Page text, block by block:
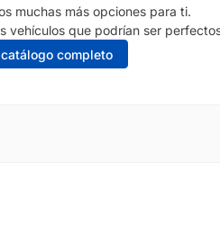
muchas más opciones para ti.
vehículos que podrían ser
completo